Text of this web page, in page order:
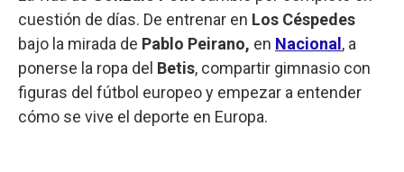
cuestión de días. De entrenar en Los Céspedes
bajo la mirada de Pablo Peirano, en Nacional , a
ponerse la ropa del Betis, compartir gimnasio con
figuras del fútbol europeo y empezar a entender
cómo se vive el deporte en Europa.